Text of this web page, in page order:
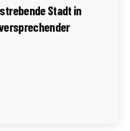
Stadt in